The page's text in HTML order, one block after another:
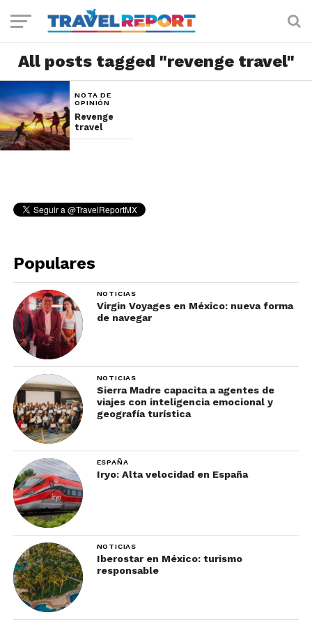
All posts tagged "revenge travel"
NOTA DE
OPINIÓN
Revenge
travel
Populares
NOTICIAS
Virgin Voyages en México: nueva forma
de navegar
NOTICIAS
Sierra Madre capacita a agentes de
viajes con inteligencia emocional y
geografía turística
ESPAÑA
Iryo: Alta velocidad en España
NOTICIAS
Iberostar en México: turismo
responsable